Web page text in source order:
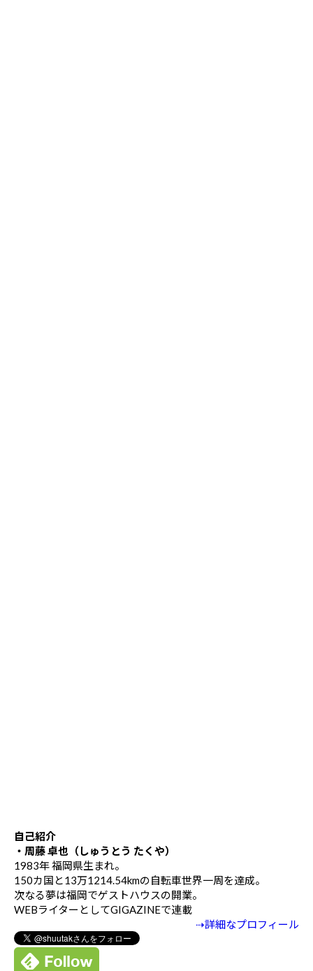
自己紹介
・周藤 卓也（しゅうとう たくや）
1983年 福岡県生まれ。
150カ国と13万1214.54kmの自転車世界一周を達成。
次なる夢は福岡でゲストハウスの開業。
WEBライターとしてGIGAZINEで連載
⇢詳細なプロフィール